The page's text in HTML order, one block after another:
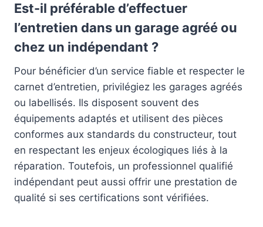
Est-il préférable d’effectuer
l’entretien dans un garage agréé ou
chez un indépendant ?
Pour bénéficier d’un service fiable et respecter le
carnet d’entretien, privilégiez les garages agréés
ou labellisés. Ils disposent souvent des
équipements adaptés et utilisent des pièces
conformes aux standards du constructeur, tout
en respectant les enjeux écologiques liés à la
réparation. Toutefois, un professionnel qualifié
indépendant peut aussi offrir une prestation de
qualité si ses certifications sont vérifiées.